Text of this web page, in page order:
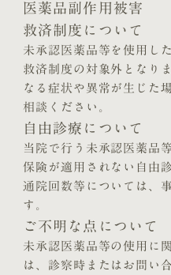
医薬品副作用被害
救済制度について
未承認医薬品等を使用し
救済制度の対象外となり
なる症状や異常が生じた
相談ください。
自由診療について
当院で行う未承認医薬品
保険が適用されない自由
通院回数等については、
す。
ご不明な点について
未承認医薬品等の使用に
は、診察時またはお問い